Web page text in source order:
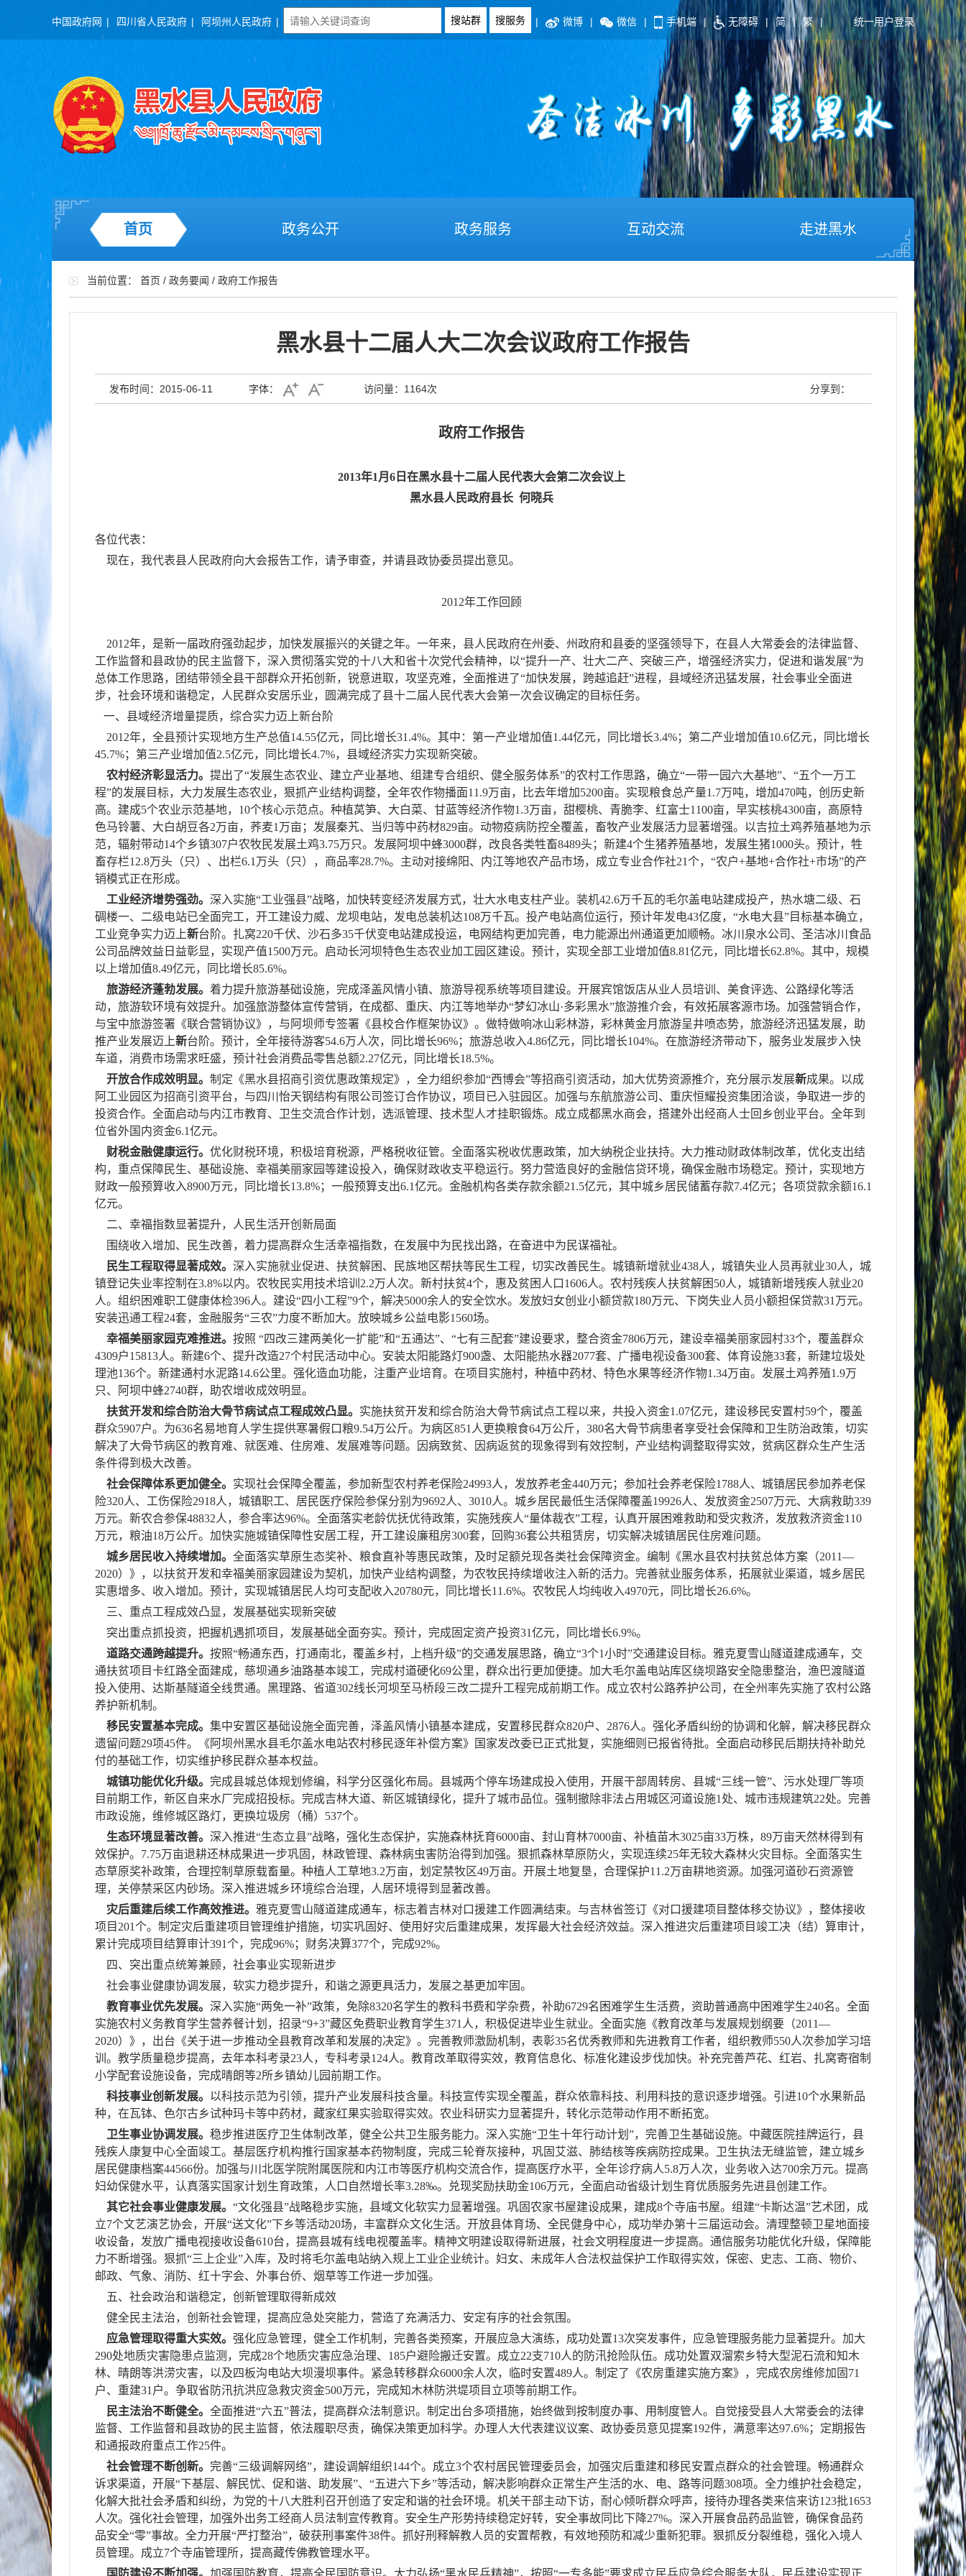
中国政府网 | 四川省人民政府 | 阿坝州人民政府 | | 微博 | 微信 | 手机端 | 无障碍 | 简 | 繁 | 统一用户登录
首页 政务公开 政务服务 互动交流 走进黑水
当前位置： 首页 / 政务要闻 / 政府工作报告
黑水县十二届人大二次会议政府工作报告
发布时间：2015-06-11 字体： 访问量： 1164次 分享到：
政府工作报告
2013年1 月 6 日在黑水县十二届人民代表大会第二次会议上
黑水县人民政府县长 何晓兵
各位代表：
现在，我代表县人民政府向大会报告工作，请予审查，并请县政协委员提出意见。
2012年工作回顾
2012年，是新一届政府强劲起步，加快发展振兴的关键之年。一年来，县人民政府在州委、州政府和县委的坚强领导下， 在县人大常委会的法律监督、
工作监督和县政协的民主监督下， 深入贯彻落实党的十八大和省十次党代会精神， 以“提升一产、壮大二产、突破三产，增强经济实力，促进和谐发展”为
总体工作思路，团结带领全县干部群众开拓创新，锐意进取，攻坚克难，全面推进了“加快发展，跨越追赶”进程，县域经济迅猛发展，社会事业全面进
步，社会环境和谐稳定，人民群众安居乐业，圆满完成了县十二届人民代表大会第一次会议确定的目标任务。
一、县域经济增量提质，综合实力迈上新台阶
2012年，全县预计实现地方生产总值14.55亿元，同比增长31.4%。其中：第一产业增加值1.44亿元，同比增长3.4%；第二产业增加值10.6亿元，同比增长
45.7%；第三产业增加值2.5亿元，同比增长4.7%，县域经济实力实现新突破。
农村经济彰显活力。 提出了“发展生态农业、建立产业基地、组建专合组织、健全服务体系”的农村工作思路，确立“一带一园六大基地”、“五个一万工
程”的发展目标，大力发展生态农业，狠抓产业结构调整，全年农作物播面11.9万亩，比去年增加5200亩。 实现粮食总产量1.7万吨，增加470吨，创历史新
高。建成5个农业示范基地， 10个核心示范点。种植莴笋、大白菜、甘蓝等经济作物1.3万亩，甜樱桃、青脆李、红富士1100亩，早实核桃4300亩，高原特
色马铃薯、大白胡豆各2万亩，荞麦1 万亩；发展秦艽、当归等中药材829亩。动物疫病防控全覆盖， 畜牧产业发展活力显著增强。 以吉拉土鸡养殖基地为示
范，辐射带动14个乡镇307户农牧民发展土鸡3.75万只。发展阿坝中蜂3000群，改良各类牲畜8489头；新建4个生猪养殖基地，发展生猪1000头。 预计，牲
畜存栏12.8万头（只）、出栏6.1 万头（只），商品率28.7%。主动对接绵阳、内江等地农产品市场，成立专业合作社21个，“农户+基地+合作社+市场”的产
销模式正在形成。
工业经济增势强劲。 深入实施“工业强县”战略，加快转变经济发展方式，壮大水电支柱产业。装机42.6万千瓦的毛尔盖电站建成投产，热水塘二级、石
碉楼一、二级电站已全面完工， 开工建设力威、龙坝电站，发电总装机达108万千瓦。投产电站高位运行，预计年发电43亿度， “水电大县”目标基本确立，
工业竞争实力迈上新台阶。扎窝220千伏、沙石多35千伏变电站建成投运，电网结构更加完善，电力能源出州通道更加顺畅。冰川泉水公司、圣洁冰川食品
公司品牌效益日益彰显，实现产值1500万元。启动长河坝特色生态农业加工园区建设。预计，实现全部工业增加值8.81亿元，同比增长62.8%。其中，规模
以上增加值8.49亿元，同比增长85.6%。
旅游经济蓬勃发展。 着力提升旅游基础设施，完成泽盖风情小镇、旅游导视系统等项目建设。开展宾馆饭店从业人员培训、美食评选、公路绿化等活
动，旅游软环境有效提升。加强旅游整体宣传营销， 在成都、重庆、内江等地举办“梦幻冰山·多彩黑水”旅游推介会，有效拓展客源市场。 加强营销合作，
与宝中旅游签署《联合营销协议》， 与阿坝师专签署《县校合作框架协议》。做特做响冰山彩林游， 彩林黄金月旅游呈井喷态势， 旅游经济迅猛发展， 助
推产业发展迈上新台阶。预计，全年接待游客54.6万人次，同比增长96%；旅游总收入4.86亿元，同比增长104%。在旅游经济带动下，服务业发展步入快
车道，消费市场需求旺盛，预计社会消费品零售总额2.27亿元，同比增长18.5%。
开放合作成效明显。 制定《黑水县招商引资优惠政策规定》，全力组织参加“西博会”等招商引资活动，加大优势资源推介，充分展示发展新成果。以成
阿工业园区为招商引资平台，与四川怡天钢结构有限公司签订合作协议，项目已入驻园区。加强与东航旅游公司、重庆恒耀投资集团洽谈，争取进一步的
投资合作。 全面启动与内江市教育、卫生交流合作计划，选派管理、技术型人才挂职锻炼。成立成都黑水商会，搭建外出经商人士回乡创业平台。全年到
位省外国内资金6.1亿元。
财税金融健康运行。 优化财税环境，积极培育税源，严格税收征管。全面落实税收优惠政策，加大纳税企业扶持。大力推动财政体制改革， 优化支出结
构，重点保障民生、基础设施、幸福美丽家园等建设投入， 确保财政收支平稳运行。 努力营造良好的金融信贷环境，确保金融市场稳定。 预计，实现地方
财政一般预算收入8900万元，同比增长13.8%；一般预算支出6.1亿元。金融机构各类存款余额21.5亿元，其中城乡居民储蓄存款7.4亿元；各项贷款余额16.1
亿元。
二、幸福指数显著提升，人民生活开创新局面
围绕收入增加、民生改善，着力提高群众生活幸福指数，在发展中为民找出路，在奋进中为民谋福祉。
民生工程取得显著成效。 深入实施就业促进、扶贫解困、民族地区帮扶等民生工程，切实改善民生。城镇新增就业438人，城镇失业人员再就业30人，城
镇登记失业率控制在3.8%以内。农牧民实用技术培训 2.2万人次。新村扶贫4个，惠及贫困人口 1606人。农村残疾人扶贫解困 50人，城镇新增残疾人就业20
人。组织困难职工健康体检396人。建设“四小工程”9个，解决5000余人的安全饮水。发放妇女创业小额贷款180万元、下岗失业人员小额担保贷款31 万元。
安装迅通工程24套，金融服务“三农”力度不断加大。放映城乡公益电影1560场。
幸福美丽家园克难推进。 按照 “四改三建两美化一扩能”和“五通达”、“七有三配套”建设要求， 整合资金7806万元，建设幸福美丽家园村33个，覆盖群众
4309户15813人。新建6个、 提升改造27个村民活动中心。安装太阳能路灯900盏、太阳能热水器2077套、广播电视设备300套、 体育设施33套， 新建垃圾处
理池136个。 新建通村水泥路14.6公里。 强化造血功能，注重产业培育。在项目实施村，种植中药材、特色水果等经济作物1.34万亩。 发展土鸡养殖1.9万
只、阿坝中蜂2740群，助农增收成效明显。
扶贫开发和综合防治大骨节病试点工程成效凸显。 实施扶贫开发和综合防治大骨节病试点工程以来，共投入资金1.07亿元，建设移民安置村59个，覆盖
群众5907户。为636名易地育人学生提供寒暑假口粮9.54万公斤。为病区851 人更换粮食64万公斤， 380名大骨节病患者享受社会保障和卫生防治政策，切实
解决了大骨节病区的教育难、就医难、住房难、发展难等问题。因病致贫、因病返贫的现象得到有效控制，产业结构调整取得实效，贫病区群众生产生活
条件得到极大改善。
社会保障体系更加健全。 实现社会保障全覆盖，参加新型农村养老保险24993人，发放养老金440万元；参加社会养老保险1788人、城镇居民参加养老保
险320人、工伤保险2918人，城镇职工、居民医疗保险参保分别为9692人、 3010人。 城乡居民最低生活保障覆盖19926人、发放资金2507万元、大病救助339
万元。 新农合参保48832人，参合率达96%。全面落实老龄优抚优待政策，实施残疾人“量体裁衣”工程， 认真开展困难救助和受灾救济，发放救济资金110
万元，粮油18万公斤。 加快实施城镇保障性安居工程，开工建设廉租房300套，回购36套公共租赁房，切实解决城镇居民住房难问题。
城乡居民收入持续增加。 全面落实草原生态奖补、粮食直补等惠民政策，及时足额兑现各类社会保障资金。编制《黑水县农村扶贫总体方案（2011—
2020）》，以扶贫开发和幸福美丽家园建设为契机，加快产业结构调整， 为农牧民持续增收注入新的活力。完善就业服务体系，拓展就业渠道， 城乡居民
实惠增多、收入增加。预计，实现城镇居民人均可支配收入20780元，同比增长11.6%。农牧民人均纯收入4970元，同比增长26.6%。
三、重点工程成效凸显，发展基础实现新突破
突出重点抓投资，把握机遇抓项目，发展基础全面夯实。预计，完成固定资产投资31亿元，同比增长6.9%。
道路交通跨越提升。 按照“畅通东西，打通南北，覆盖乡村，上档升级”的交通发展思路，确立“3个1小时”交通建设目标。雅克夏雪山隧道建成通车，交
通扶贫项目卡红路全面建成，慈坝通乡油路基本竣工，完成村道硬化69公里，群众出行更加便捷。加大毛尔盖电站库区绕坝路安全隐患整治，渔巴渡隧道
投入使用、达斯基隧道全线贯通。黑理路、省道302线长河坝至马桥段三改二提升工程完成前期工作。成立农村公路养护公司，在全州率先实施了农村公路
养护新机制。
移民安置基本完成。 集中安置区基础设施全面完善，泽盖风情小镇基本建成，安置移民群众820户、 2876人。强化矛盾纠纷的协调和化解，解决移民群众
遗留问题29项45件。《阿坝州黑水县毛尔盖水电站农村移民逐年补偿方案》国家发改委已正式批复，实施细则已报省待批。 全面启动移民后期扶持补助兑
付的基础工作， 切实维护移民群众基本权益。
城镇功能优化升级。 完成县城总体规划修编，科学分区强化布局。县城两个停车场建成投入使用，开展干部周转房、县城“三线一管”、污水处理厂等项
目前期工作，新区自来水厂完成招投标。完成吉林大道、新区城镇绿化，提升了城市品位。强制撤除非法占用城区河道设施1 处、城市违规建筑22处。 完善
市政设施，维修城区路灯，更换垃圾房（桶） 537个。
生态环境显著改善。 深入推进“生态立县”战略，强化生态保护，实施森林抚育6000亩、封山育林7000亩、 补植苗木3025亩33万株， 89万亩天然林得到有
效保护。 7.75万亩退耕还林成果进一步巩固，林政管理、森林病虫害防治得到加强。狠抓森林草原防火，实现连续25年无较大森林火灾目标。全面落实生
态草原奖补政策，合理控制草原载畜量。种植人工草地3.2万亩，划定禁牧区49万亩。开展土地复垦， 合理保护11.2万亩耕地资源。 加强河道砂石资源管
理，关停禁采区内砂场。 深入推进城乡环境综合治理，人居环境得到显著改善。
灾后重建后续工作高效推进。 雅克夏雪山隧道建成通车，标志着吉林对口援建工作圆满结束。与吉林省签订《对口援建项目整体移交协议》，整体接收
项目 201个。制定灾后重建项目管理维护措施，切实巩固好、使用好灾后重建成果， 发挥最大社会经济效益。 深入推进灾后重建项目竣工决（结）算审计，
累计完成项目结算审计391个，完成96%； 财务决算377个，完成92%。
四、突出重点统筹兼顾，社会事业实现新进步
社会事业健康协调发展，软实力稳步提升，和谐之源更具活力，发展之基更加牢固。
教育事业优先发展。 深入实施“两免一补”政策，免除8320名学生的教科书费和学杂费，补助6729名困难学生生活费，资助普通高中困难学生240名。全面
实施农村义务教育学生营养餐计划，招录“9+3”藏区免费职业教育学生371 人，积极促进毕业生就业。全面实施《教育改革与发展规划纲要（2011—
2020）》，出台《关于进一步推动全县教育改革和发展的决定》。完善教师激励机制，表彰35名优秀教师和先进教育工作者，组织教师550人次参加学习培
训。教学质量稳步提高，去年本科考录23人，专科考录124人。教育改革取得实效， 教育信息化、标准化建设步伐加快。 补充完善芦花、红岩、扎窝寄宿制
小学配套设施设备， 完成晴朗等2所乡镇幼儿园前期工作。
科技事业创新发展。 以科技示范为引领，提升产业发展科技含量。科技宣传实现全覆盖，群众依靠科技、利用科技的意识逐步增强。引进10个水果新品
种，在瓦钵、色尔古乡试种玛卡等中药材，藏家红果实验取得实效。农业科研实力显著提升，转化示范带动作用不断拓宽。
卫生事业协调发展。 稳步推进医疗卫生体制改革，健全公共卫生服务能力。深入实施“卫生十年行动计划”，完善卫生基础设施。中藏医院挂牌运行，县
残疾人康复中心全面竣工。基层医疗机构推行国家基本药物制度，完成三轮脊灰接种，巩固 艾滋、肺结核等疾病防控成果。卫生执法无缝监管， 建立城乡
居民健康档案44566份。 加强与川北医学院附属医院和内江市等医疗机构交流合作， 提高医疗水平，全年诊疗病人5.8万人次，业务收入达700余万元。提高
妇幼保健水平，认真落实国家计划生育政策，
人口自然增长率3.28‰。兑现奖励扶助金106万元，全面启动省级计划生育优质服务先进县创建工作。
其它社会事业健康发展。 “文化强县”战略稳步实施，县域文化软实力显著增强。巩固农家书屋建设成果， 建成8个寺庙书屋。组建“卡斯达温”艺术团，成
立7个文艺演艺协会，开展“送文化”下乡等活动20场，丰富群众文化生活。开放县体育场、全民健身中心，成功举办第十三届运动会。清理整顿卫星地面接
收设备，发放广播电视接收设备610台，提高县城有线电视覆盖率。精神文明建设取得新进展，社会文明程度进一步提高。 通信服务功能优化升级，保障能
力不断增强。 狠抓“三上企业”入库，及时将毛尔盖电站纳入规上工业企业统计。 妇女、未成年人合法权益保护工作取得实效，保密、史志、工商、物价、
邮政、气象、消防、红十字会、外事台侨、烟草等工作进一步加强。
五、社会政治和谐稳定，创新管理取得新成效
健全民主法治，创新社会管理，提高应急处突能力，营造了充满活力、安定有序的社会氛围。
应急管理取得重大实效。 强化应急管理，健全工作机制，完善各类预案，开展应急大演练，成功处置13次突发事件， 应急管理服务能力显著提升。 加大
290处地质灾害隐患点监测，完成28个地质灾害应急治理、 185户避险搬迁安置。成立22支710人的防汛抢险队伍。成功处置双溜索乡特大型泥石流和知木
林、晴朗等洪涝灾害，以及四板沟电站大坝漫坝事件。紧急转移群众6000余人次，临时安置489人。制定了《农房重建实施方案》，完成农房维修加固 71
户、重建31 户。争取省防汛抗洪应急救灾资金500万元，完成知木林防洪堤项目立项等前期工作。
民主法治不断健全。 全面推进“六五”普法，提高群众法制意识。制定出台多项措施，始终做到按制度办事、用制度管人。
自觉接受县人大常委会的法律
监督、工作监督和县政协的民主监督，依法履职尽责，确保决策更加科学。办理人大代表建议议案、政协委员意见提案192件，满意率达97.6%；定期报告
和通报政府重点工作25件。
社会管理不断创新。 完善“三级调解网络”，建设调解组织144个。成立3个农村居民管理委员会，加强灾后重建和移民安置点群众的社会管理。畅通群众
诉求渠道，开展“下基层、解民忧、促和谐、助发展”、“五进六下乡”等活动，解决影响群众正常生产生活的水、电、路等问题308项。全力维护社会稳定，
化解大批社会矛盾和纠纷，为党的十八大胜利召开创造了安定和谐的社会环境。机关干部主动下访，耐心倾听群众呼声，接待办理各类来信来访123批1653
人次。强化社会管理， 加强外出务工经商人员法制宣传教育。安全生产形势持续稳定好转，安全事故同比下降27%。深入开展食品药品监管，确保食品药
品安全“零”事故。 全力开展“严打整治”，破获刑事案件38件。抓好刑释解教人员的安置帮教，有效地预防和减少重新犯罪。狠抓反分裂维稳，强化入境人
员管理。 成立7个寺庙管理所，提高藏传佛教管理水平。
国防建设不断加强。 加强国防教育，提高全民国防意识。大力弘扬“黑水民兵精神”，按照“一专多能”要求成立民兵应急综合服务大队，民兵建设实现正